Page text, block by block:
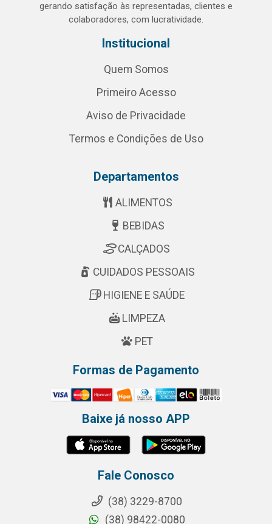
gerando satisfação às representadas, clientes e
colaboradores, com lucratividade.
Institucional
Quem Somos
Primeiro Acesso
Aviso de Privacidade
Termos e Condições de Uso
Departamentos
ALIMENTOS
BEBIDAS
CALÇADOS
CUIDADOS PESSOAIS
HIGIENE E SAÚDE
LIMPEZA
PET
Formas de Pagamento
Baixe já nosso APP
Fale Conosco
(38) 3229-8700
(38) 98422-0080